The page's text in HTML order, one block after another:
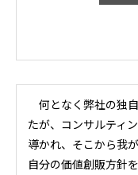
何となく弊社の独
たが、コンサルティ
導かれ、そこから我
自分の価値創販方針